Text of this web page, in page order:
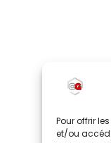
Pour offrir
et/ou